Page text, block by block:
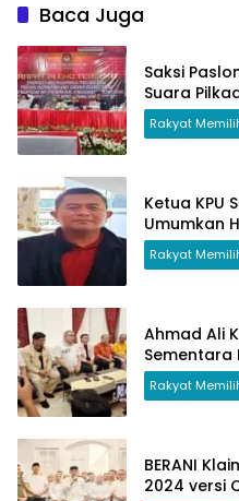
Baca Juga
Saksi
Suara
Rakyat
Ketua KPU
Umumkan
Rakyat
Ahmad Ali
Sementara
Rakyat
BERANI
2024 versi